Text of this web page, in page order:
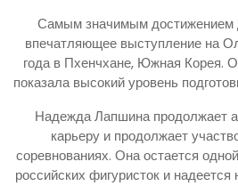
Самым значимым
впечатляющее выступление на
года в Пхенчхане, Южная Корея.
показала высокий уровень
Надежда Лапшина продолжает
карьеру и продолжает
соревнованиях. Она остается
российских фигуристок и